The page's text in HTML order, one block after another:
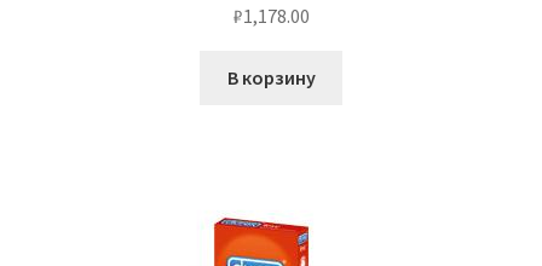
₽1,178.00
В корзину